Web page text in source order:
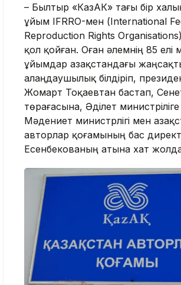
– Былтыр «КазАК» тағы бір
ұйым IFRRO-мен (International
Reproduction Rights Organisations)
қол қойған. Оған әлемнің 85 елі
ұйымдар Қазақстандағы
алаңдаушылық білдіріп,
Жомарт Тоқаевтан бастап,
төрағасына, Әділет
Мәдениет министрлігі мен
авторлар қоғамының бас
Есенбекованың атына хат